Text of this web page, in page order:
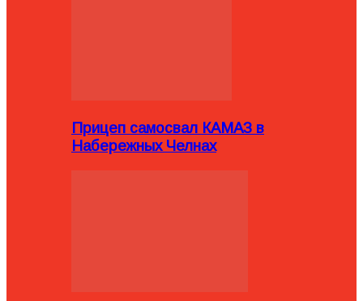
Прицеп самосвал КАМАЗ в
Набережных Челнах